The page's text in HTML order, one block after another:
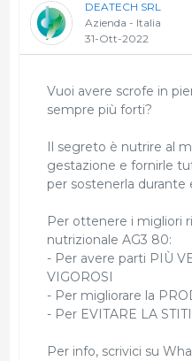
DEATECH SRL
Azienda - Italia
31-Ott-2022
Vuoi avere scrofe in
sempre più forti?
Il segreto è nutrire al
gestazione e fornirle
per sostenerla durante
Per ottenere i migliori
nutrizionale AG3 80:
- Per avere parti PIÙ
VIGOROSI
- Per migliorare la
- Per EVITARE LA
Per info, scrivici su